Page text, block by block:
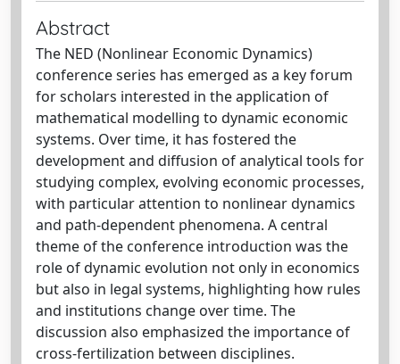
Abstract
The NED (Nonlinear Economic Dynamics)
conference series has emerged as a key forum
for scholars interested in the application of
mathematical modelling to dynamic economic
systems. Over time, it has fostered the
development and diffusion of analytical tools for
studying complex, evolving economic processes,
with particular attention to nonlinear dynamics
and path-dependent phenomena. A central
theme of the conference introduction was the
role of dynamic evolution not only in economics
but also in legal systems, highlighting how rules
and institutions change over time. The
discussion also emphasized the importance of
cross-fertilization between disciplines.